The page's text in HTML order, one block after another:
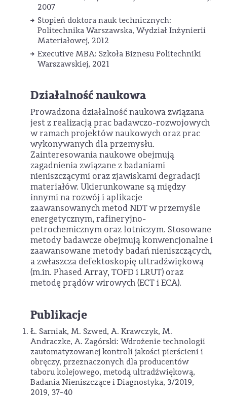
2007
Stopień doktora nauk technicznych:
Politechnika Warszawska, Wydział Inżynierii
Materiałowej, 2012
Executive MBA: Szkoła Biznesu Politechniki
Warszawskiej, 2021
Działalność naukowa
Prowadzona działalność naukowa związana
jest z realizacją prac badawczo-rozwojowych
w ramach projektów naukowych oraz prac
wykonywanych dla przemysłu.
Zainteresowania naukowe obejmują
zagadnienia związane z badaniami
nieniszczącymi oraz zjawiskami degradacji
materiałów. Ukierunkowane są między
innymi na rozwój i aplikacje
zaawansowanych metod NDT w przemyśle
energetycznym, rafineryjno-
petrochemicznym oraz lotniczym. Stosowane
metody badawcze obejmują konwencjonalne i
zaawansowane metody badań nieniszczących,
a zwłaszcza defektoskopię ultradźwiękową
(m.in. Phased Array, TOFD i LRUT) oraz
metodę prądów wirowych (ECT i ECA).
Publikacje
Ł. Sarniak, M. Szwed, A. Krawczyk, M.
Andraczke, A. Zagórski: Wdrożenie technologii
zautomatyzowanej kontroli jakości pierścieni i
obręczy, przeznaczonych dla producentów
taboru kolejowego, metodą ultradźwiękową,
Badania Nieniszczące i Diagnostyka, 3/2019,
2019, 37-40